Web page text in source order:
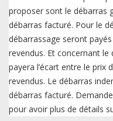
proposer sont le débarras
débarras facturé. Pour le
débarrassage seront
revendus. Et concernant
payera l’écart entre le prix
revendus. Le débarras
débarras facturé.
pour avoir plus de détails